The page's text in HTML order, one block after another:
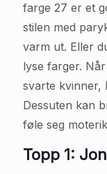
farge 27 er et
stilen med
varm ut. Eller
lyse farger.
svarte kvinner,
Dessuten kan
føle seg
Topp 1: